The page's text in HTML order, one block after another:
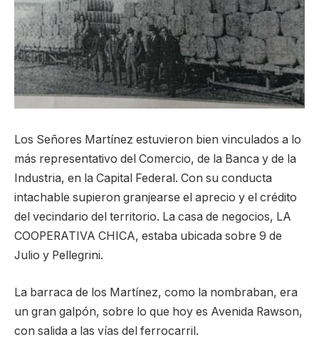
Los Señores Martínez estuvieron bien vinculados a lo
más representativo del Comercio, de la Banca y de la
Industria, en la Capital Federal. Con su conducta
intachable supieron granjearse el aprecio y el crédito
del vecindario del territorio. La casa de negocios, LA
COOPERATIVA CHICA, estaba ubicada sobre 9 de
Julio y Pellegrini.
La barraca de los Martínez, como la nombraban, era
un gran galpón, sobre lo que hoy es Avenida Rawson,
con salida a las vías del ferrocarril.